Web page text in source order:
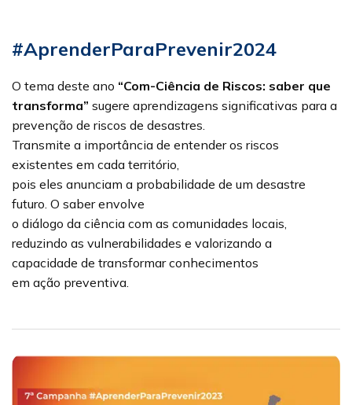
#AprenderParaPrevenir2024
O tema deste ano “Com-Ciência de Riscos: saber que
transforma” sugere aprendizagens significativas para a
prevenção de riscos de desastres.
Transmite a importância de entender os riscos
existentes em cada território,
pois eles anunciam a probabilidade de um desastre
futuro. O saber envolve
o diálogo da ciência com as comunidades locais,
reduzindo as vulnerabilidades e valorizando a
capacidade de transformar conhecimentos
em ação preventiva.